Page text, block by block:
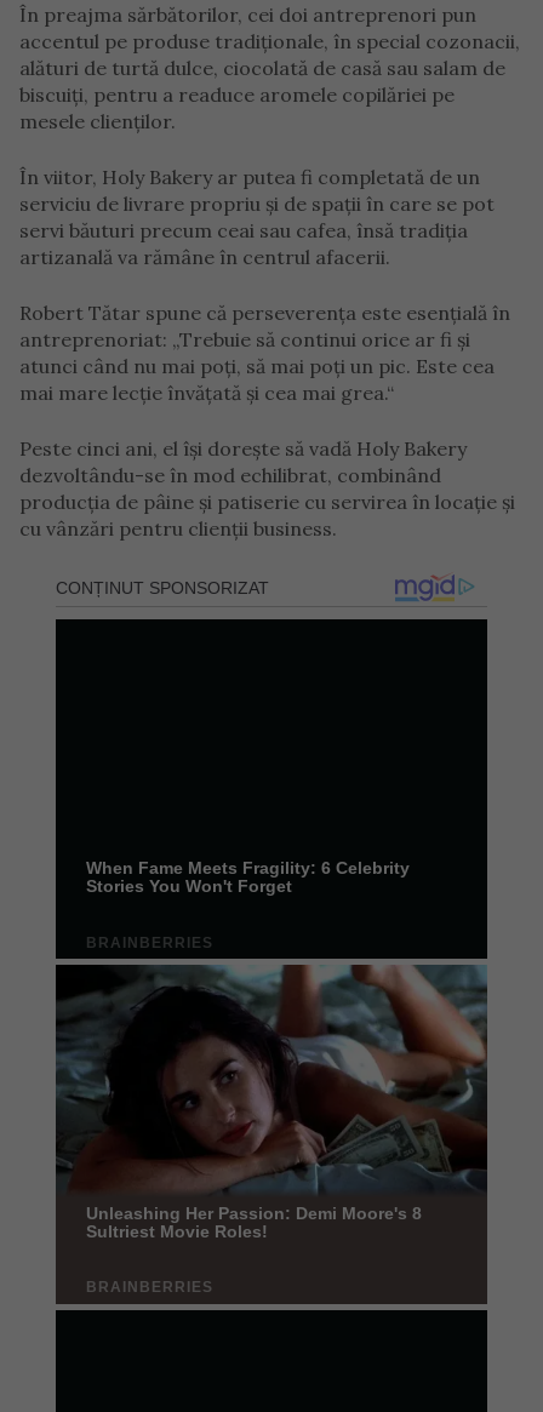
În preajma sărbătorilor, cei doi antreprenori pun
accentul pe produse tradiţionale, în special cozonacii,
alături de turtă dulce, ciocolată de casă sau salam de
biscuiţi, pentru a readuce aromele copilăriei pe
mesele clienţilor.
În viitor, Holy Bakery ar putea fi completată de un
serviciu de livrare propriu şi de spaţii în care se pot
servi băuturi precum ceai sau cafea, însă tradiţia
artizanală va rămâne în centrul afacerii.
Robert Tătar spune că perseverenţa este esenţială în
antreprenoriat: „Trebuie să continui orice ar fi şi
atunci când nu mai poţi, să mai poţi un pic. Este cea
mai mare lecţie învăţată şi cea mai grea.“
Peste cinci ani, el îşi doreşte să vadă Holy Bakery
dezvoltându-se în mod echilibrat, combinând
producţia de pâine şi patiserie cu servirea în locaţie şi
cu vânzări pentru clienţii business.